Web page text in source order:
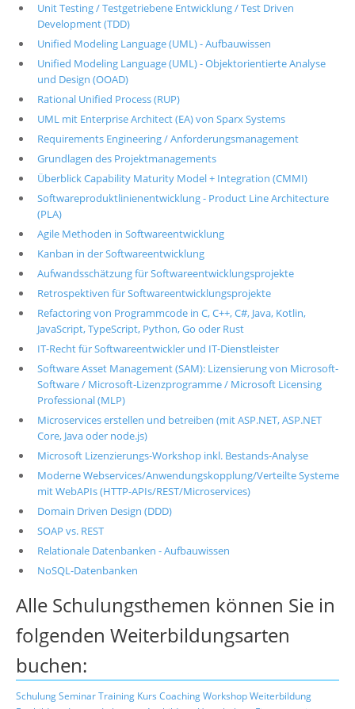
Unit Testing / Testgetriebene Entwicklung / Test Driven
Development (TDD)
Unified Modeling Language (UML) - Aufbauwissen
Unified Modeling Language (UML) - Objektorientierte Analyse
und Design (OOAD)
Rational Unified Process (RUP)
UML mit Enterprise Architect (EA) von Sparx Systems
Requirements Engineering / Anforderungsmanagement
Grundlagen des Projektmanagements
Überblick Capability Maturity Model + Integration (CMMI)
Softwareproduktlinienentwicklung - Product Line Architecture
(PLA)
Agile Methoden in Softwareentwicklung
Kanban in der Softwareentwicklung
Aufwandsschätzung für Softwareentwicklungsprojekte
Retrospektiven für Softwareentwicklungsprojekte
Refactoring von Programmcode in C, C++, C#, Java, Kotlin,
JavaScript, TypeScript, Python, Go oder Rust
IT-Recht für Softwareentwickler und IT-Dienstleister
Software Asset Management (SAM): Lizensierung von Microsoft-
Software / Microsoft-Lizenzprogramme / Microsoft Licensing
Professional (MLP)
Microservices erstellen und betreiben (mit ASP.NET, ASP.NET
Core, Java oder node.js)
Microsoft Lizenzierungs-Workshop inkl. Bestands-Analyse
Moderne Webservices/Anwendungskopplung/Verteilte Systeme
mit WebAPIs (HTTP-APIs/REST/Microservices)
Domain Driven Design (DDD)
SOAP vs. REST
Relationale Datenbanken - Aufbauwissen
NoSQL-Datenbanken
Alle Schulungsthemen können Sie in
folgenden Weiterbildungsarten
buchen:
SchulungSeminarTraining Kurs CoachingWorkshopWeiterbildung